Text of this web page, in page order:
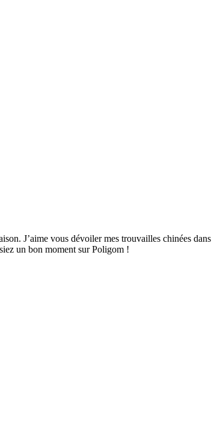
J’aime vous dévoiler mes trouvailles chinées dans
un bon moment sur Poligom !